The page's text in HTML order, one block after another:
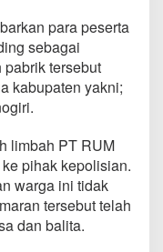
para peserta
sebagai
tersebut
kabupaten yakni;
limbah PT RUM
pihak kepolisian.
warga ini tidak
tersebut telah
dan balita.